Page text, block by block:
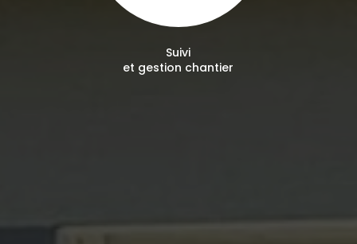
Suivi
et gestion chantier